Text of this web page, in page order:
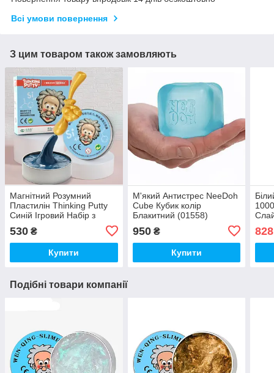
Всі умови повернення
З цим товаром також замовляють
Магнітний Розумний
Пластилін Thinking Putty
Синій Ігровий Набір з
530 ₴
Купити
М'який Антистрес NeeDoh
Cube Кубик колір
Блакитний (01558)
950₴
Купити
828
Подібні товари компанії